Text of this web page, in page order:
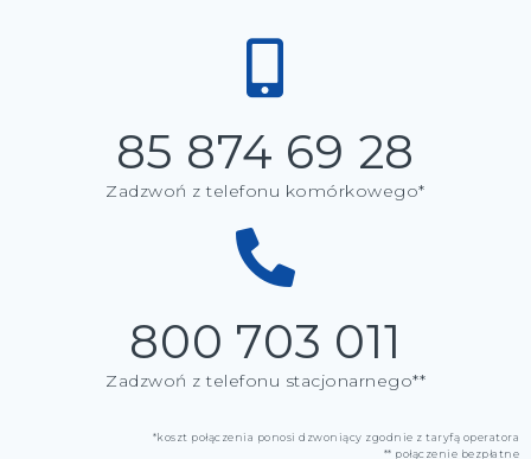
85 874 69 28
Zadzwoń z telefonu komórkowego*
800 703 011
Zadzwoń z telefonu stacjonarnego**
*koszt połączenia ponosi dzwoniący zgodnie z taryfą operatora
** połączenie bezpłatne